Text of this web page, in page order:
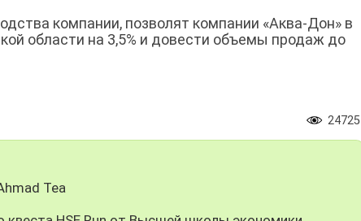
компании, позволят компании «Аква-Дон» в
области на 3,5% и довести объемы продаж до
24725
Tea